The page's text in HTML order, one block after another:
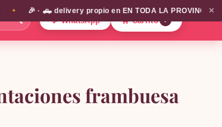
🎉 · 🛻 delivery propio en EN TODA LA PROVINCIA DE✕
🔍 💬 WhatsApp 🛒 Carrito
frambuesa